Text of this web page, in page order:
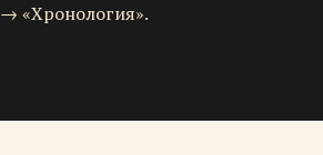
→ «Хронология».